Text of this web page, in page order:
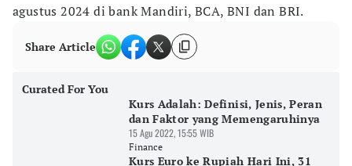
agustus 2024 di bank Mandiri, BCA, BNI dan BRI.
Share Article
Curated For You
Kurs Adalah: Definisi, Jenis, Peran
dan Faktor yang Memengaruhinya
15 Agu 2022, 15:55 WIB
Finance
Kurs Euro ke Rupiah Hari Ini, 31